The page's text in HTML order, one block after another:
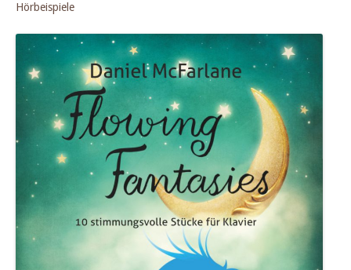
Hörbeispiele